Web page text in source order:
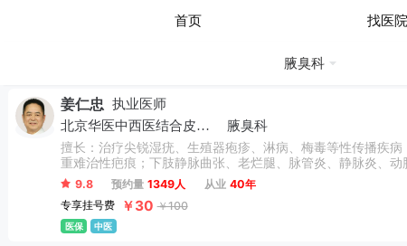
首页 找医院
腋臭科
姜仁忠 执业医师
北京华医中西医结合皮肤病医院
腋臭科
擅长：治疗尖锐湿疣、生殖器疱疹、淋病、梅毒等性传播疾
重难治性疤痕；下肢静脉曲张、老烂腿、脉管炎、静脉炎、动
9.8 预约量 1349人 从业 40年
专享挂号费
￥30 ￥100
医保 中医